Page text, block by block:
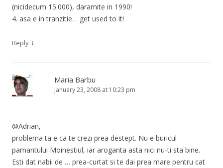
(nicidecum 15.000), daramite in 1990!
4. asa e in tranzitie… get used to it!
Reply ↓
Maria Barbu
January 23, 2008 at 10:23 pm
@Adrian,
problema ta e ca te crezi prea destept. Nu e buricul
pamantului Moinestiul, iar aroganta asta nici nu-ti sta bine.
Esti dat nabii de … prea-curtat si te dai prea mare pentru cat